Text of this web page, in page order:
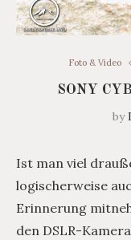
Foto & Video
SONY
by
Ist man viel
logischerweise
Erinnerung
den DSLR-